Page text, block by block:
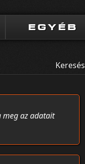
EGYÉB
Keresés
meg az adatait